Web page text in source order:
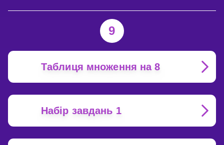
9
Таблиця множення на 8
Набір завдань 1